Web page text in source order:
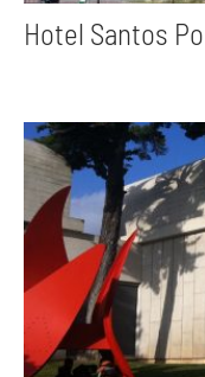
Hotel Santos